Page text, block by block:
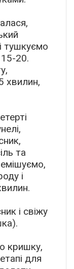
тушкуємо
20.
хвилин,
та
і
і свіжу
кришку,
для